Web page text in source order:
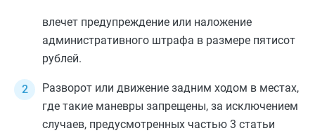
влечет предупреждение или наложение
административного штрафа в размере пятисот
рублей.
Разворот или движение задним ходом в местах,
где такие маневры запрещены, за исключением
случаев, предусмотренных частью 3 статьи